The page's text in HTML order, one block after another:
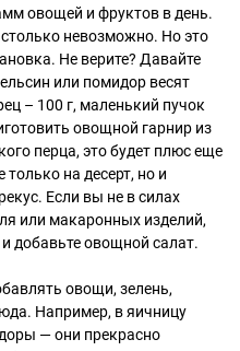
овощей и фруктов в день.
невозможно. Но это
Не верите? Давайте
или помидор весят
– 100 г, маленький пучок
овощной гарнир из
перца, это будет плюс еще
на десерт, но и
Если вы не в силах
или макаронных изделий,
добавьте овощной салат.
овощи, зелень,
Например, в яичницу
— они прекрасно